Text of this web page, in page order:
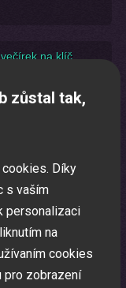
na klíč
přání.
zůstal tak,
Díky
s vaším
personalizaci
na
cookies
pro zobrazení